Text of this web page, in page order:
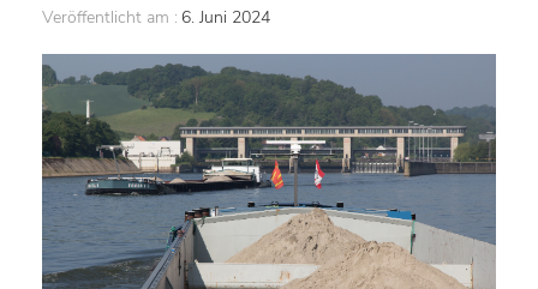
Veröffentlicht am : 6. Juni 2024